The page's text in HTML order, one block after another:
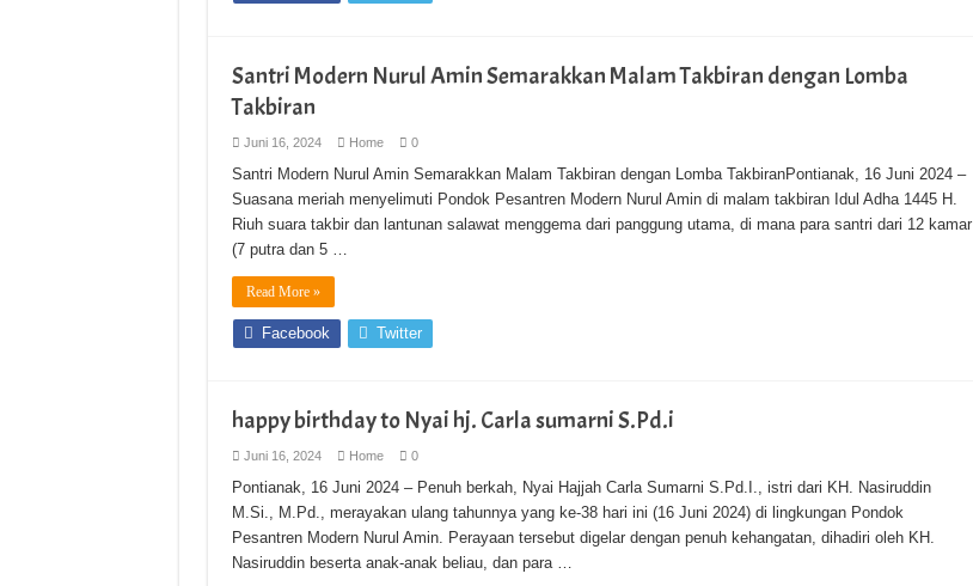
Santri Modern Nurul Amin Semarakkan Malam Takbiran dengan Lomba
Takbiran
Juni 16, 2024 Home 0
Santri Modern Nurul Amin Semarakkan Malam Takbiran dengan Lomba TakbiranPontianak, 16 Juni 2024 –
Suasana meriah menyelimuti Pondok Pesantren Modern Nurul Amin di malam takbiran Idul Adha 1445 H.
Riuh suara takbir dan lantunan salawat menggema dari panggung utama, di mana para santri dari 12 kamar
(7 putra dan 5 …
Read More »
Facebook Twitter
happy birthday to Nyai hj. Carla sumarni S.Pd.i
Juni 16, 2024 Home 0
Pontianak, 16 Juni 2024 – Penuh berkah, Nyai Hajjah Carla Sumarni S.Pd.I., istri dari KH. Nasiruddin
M.Si., M.Pd., merayakan ulang tahunnya yang ke-38 hari ini (16 Juni 2024) di lingkungan Pondok
Pesantren Modern Nurul Amin. Perayaan tersebut digelar dengan penuh kehangatan, dihadiri oleh KH.
Nasiruddin beserta anak-anak beliau, dan para …